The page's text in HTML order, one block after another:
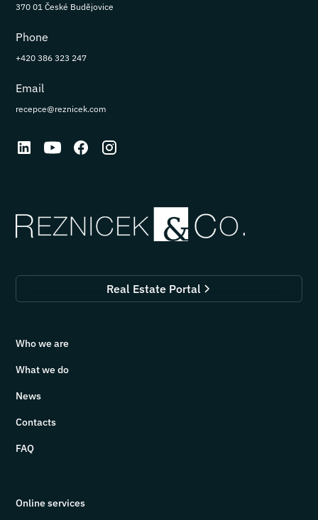
370 01 České Budějovice
Phone
+420 386 323 247
Email
recepce@reznicek.com
Real Estate Portal
Who we are
What we do
News
Contacts
FAQ
Online services